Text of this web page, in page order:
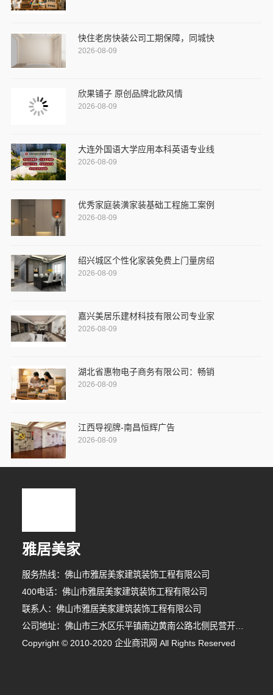
快住老房快装公司工期保障，同城快
2026-08-09
欣果铺子 原创品牌北欧风情
2026-08-09
大连外国语大学应用本科英语专业线
2026-08-09
优秀家庭装潢家装基础工程施工案例
2026-08-09
绍兴城区个性化家装免费上门量房绍
2026-08-09
嘉兴美居乐建材科技有限公司专业家
2026-08-09
湖北省惠物电子商务有限公司：畅销
2026-08-09
江西导视牌-南昌恒辉广告
2026-08-09
雅居美家
服务热线：佛山市雅居美家建筑装饰工程有限公司
400电话：佛山市雅居美家建筑装饰工程有限公司
联系人：佛山市雅居美家建筑装饰工程有限公司
公司地址：佛山市三水区乐平镇南边黄南公路北侧民营开发区F1之二
Copyright © 2010-2020 企业商讯网 All Rights Reserved